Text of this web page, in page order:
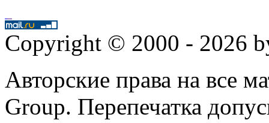
Copyright © 2000 - 2026
Авторские права на все
Group. Перепечатка